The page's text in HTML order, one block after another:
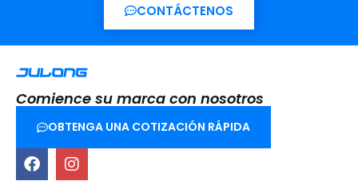
CONTÁCTENOS
Comience su marca con nosotros
OBTENGA UNA COTIZACIÓN RÁPIDA